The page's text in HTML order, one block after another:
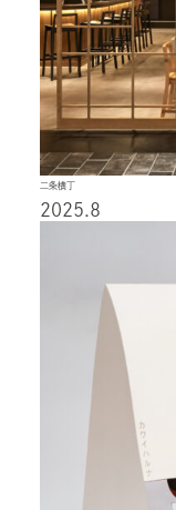
二条横丁
2025.8